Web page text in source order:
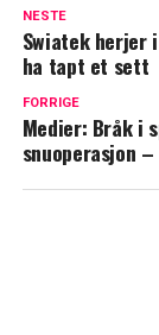
NESTE
Swiatek herjer
ha tapt et sett
FORRIGE
Medier: Bråk i
snuoperasjon